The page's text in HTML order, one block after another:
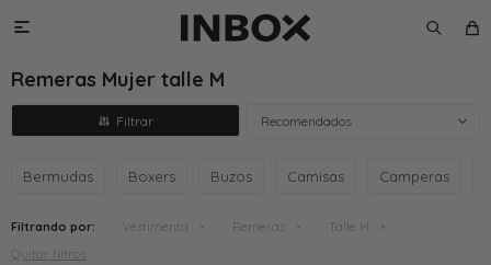

Remeras Mujer talle M
Recomendados
Bermudas Boxers Buzos Camisas Camperas
Filtrando por: Vestimenta Remeras Talle M
Quitar filtros